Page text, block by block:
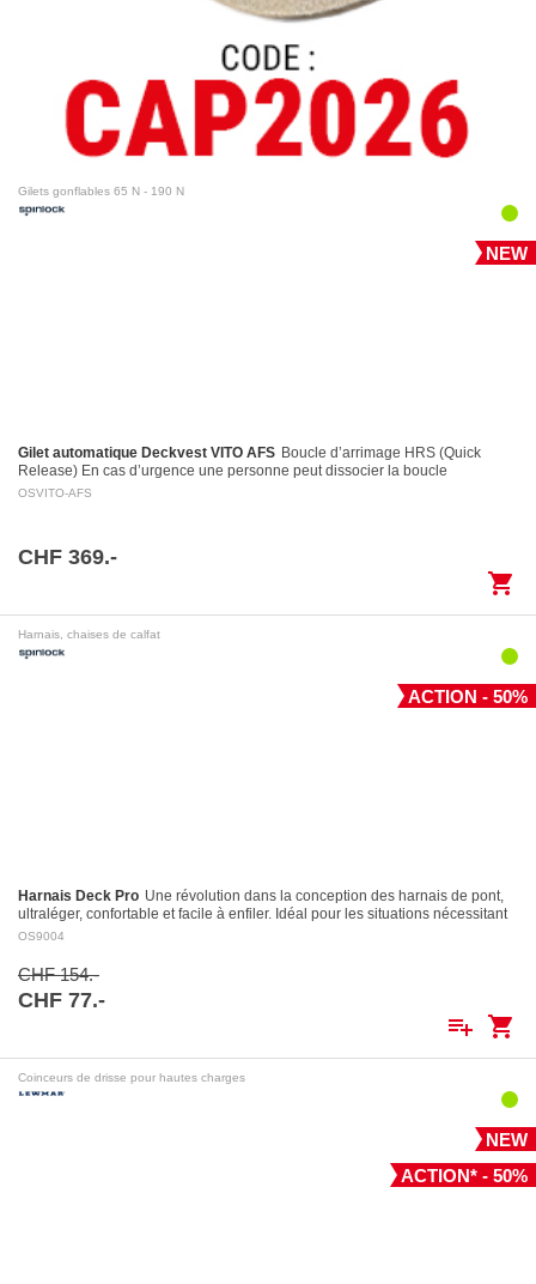
Gilets gonflables 65 N - 190 N
NEW
Gilet automatique Deckvest VITO AFS Boucle d’arrimage HRS (Quick
Release) En cas d’urgence une personne peut dissocier la boucle
d’arrimage en tirant sur la poignée d’activation…
OSVITO-AFS
CHF 369.-
shopping_cart
Harnais, chaises de calfat
ACTION - 50%
Harnais Deck Pro Une révolution dans la conception des harnais de pont,
ultraléger, confortable et facile à enfiler. Idéal pour les situations nécessitant
le port…
OS9004
CHF 154.-
CHF 77.-
playlist_add shopping_cart
Coinceurs de drisse pour hautes charges
NEW
ACTION* - 50%